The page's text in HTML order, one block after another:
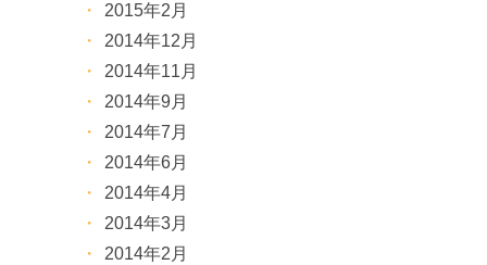
2015年2月
2014年12月
2014年11月
2014年9月
2014年7月
2014年6月
2014年4月
2014年3月
2014年2月